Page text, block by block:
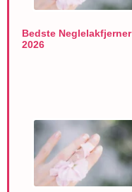
Bedste Neglelakfjerner
2026